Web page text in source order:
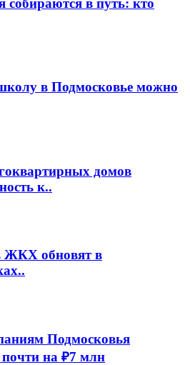
в путь: кто
в Подмосковье можно
домов
к..
ЖКХ обновят в
Подмосковья
на ₽7 млн